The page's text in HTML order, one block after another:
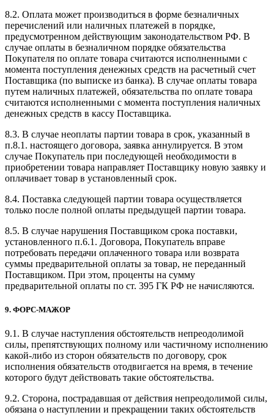
8.2. Оплата может производиться в форме безналичных
перечислений или наличных платежей в порядке,
предусмотренном действующим законодательством РФ. В
случае оплаты в безналичном порядке обязательства
Покупателя по оплате товара считаются исполненными с
момента поступления денежных средств на расчетный счет
Поставщика (по выписке из банка). В случае оплаты товара
путем наличных платежей, обязательства по оплате товара
считаются исполненными с момента поступления наличных
денежных средств в кассу Поставщика.
8.3. В случае неоплаты партии товара в срок, указанный в
п.8.1. настоящего договора, заявка аннулируется. В этом
случае Покупатель при последующей необходимости в
приобретении товара направляет Поставщику новую заявку и
оплачивает товар в установленный срок.
8.4. Поставка следующей партии товара осуществляется
только после полной оплаты предыдущей партии товара.
8.5. В случае нарушения Поставщиком срока поставки,
установленного п.6.1. Договора, Покупатель вправе
потребовать передачи оплаченного товара или возврата
суммы предварительной оплаты за товар, не переданный
Поставщиком. При этом, проценты на сумму
предварительной оплаты по ст. 395 ГК РФ не начисляются.
9. ФОРС-МАЖОР
9.1. В случае наступления обстоятельств непреодолимой
силы, препятствующих полному или частичному исполнению
какой-либо из сторон обязательств по договору, срок
исполнения обязательств отодвигается на время, в течение
которого будут действовать такие обстоятельства.
9.2. Сторона, пострадавшая от действия непреодолимой силы,
обязана о наступлении и прекращении таких обстоятельств